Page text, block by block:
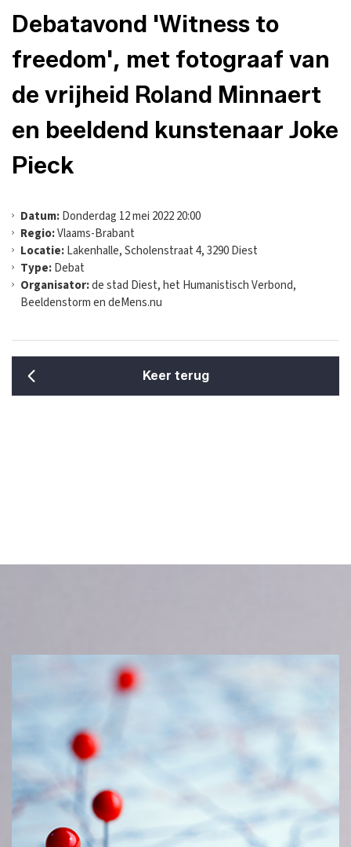
Debatavond 'Witness to
freedom', met fotograaf van
de vrijheid Roland Minnaert
en beeldend kunstenaar Joke
Pieck
Datum:Donderdag 12 mei 2022 20:00
Regio:Vlaams-Brabant
Locatie:Lakenhalle, Scholenstraat 4, 3290 Diest
Type:Debat
Organisator:de stad Diest, het Humanistisch Verbond,
Beeldenstorm en deMens.nu
Keer terug